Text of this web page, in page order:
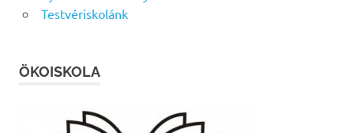
Testvériskolánk
ÖKOISKOLA